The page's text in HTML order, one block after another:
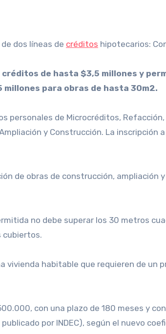
dos líneas de créditos hipotecarios:
de hasta $3,5 millones y
para obras de hasta 30m2.
personales de Microcréditos,
y Construcción. La inscripción
de obras de construcción, ampliación
no debe superar los 30 metros
cubiertos.
vivienda habitable que requieren de
con una plazo de 180 meses y
por INDEC), según el nuevo